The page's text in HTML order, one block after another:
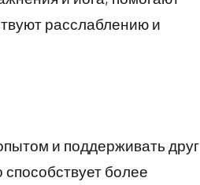
расслаблению и
и поддерживать друг
более